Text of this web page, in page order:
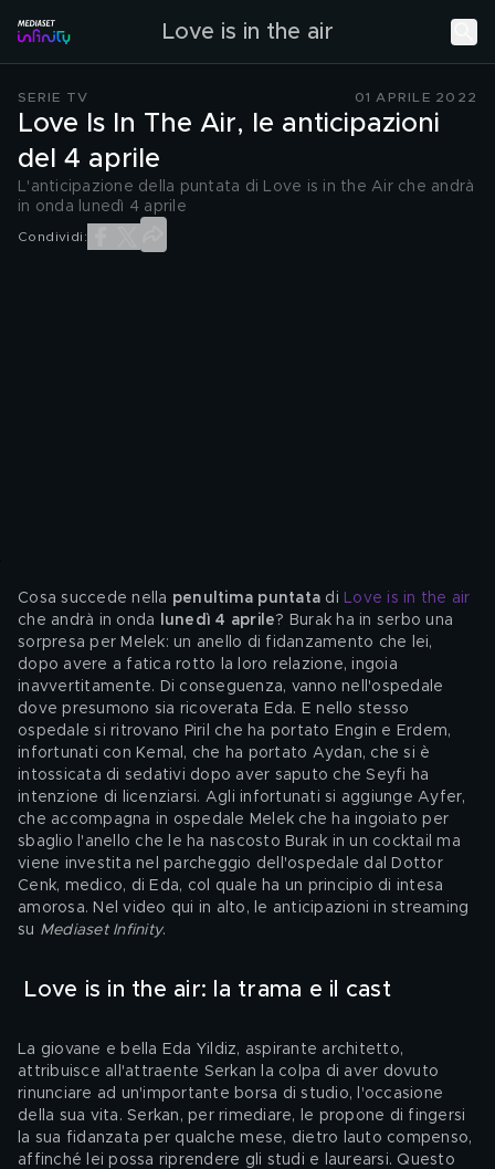
Love is in the air
SERIE TV 01 APRILE 2022
Love Is In The Air, le anticipazioni
del 4 aprile
L'anticipazione della puntata di Love is in the Air che andrà
in onda lunedì 4 aprile
Condividi:
Cosa succede nella penultima puntata di Love is in the air
che andrà in onda
lunedì 4 aprile? Burak ha in serbo una
sorpresa per Melek: un anello di fidanzamento che lei,
dopo avere a fatica rotto la loro relazione, ingoia
inavvertitamente. Di conseguenza, vanno nell'ospedale
dove presumono sia ricoverata Eda. E nello stesso
ospedale si ritrovano Piril che ha portato Engin e Erdem,
infortunati con Kemal, che ha portato Aydan, che si è
intossicata di sedativi dopo aver saputo che Seyfi ha
intenzione di licenziarsi. Agli infortunati si aggiunge Ayfer,
che accompagna in ospedale Melek che ha ingoiato per
sbaglio l'anello che le ha nascosto Burak in un cocktail ma
viene investita nel parcheggio dell'ospedale dal Dottor
Cenk, medico, di Eda, col quale ha un principio di intesa
amorosa. Nel video qui in alto, le anticipazioni in streaming
su Mediaset Infinity.
Love is in the air: la trama e il cast
La giovane e bella Eda Yildiz, aspirante architetto,
attribuisce all'attraente Serkan la colpa di aver dovuto
rinunciare ad un'importante borsa di studio, l'occasione
della sua vita. Serkan, per rimediare, le propone di fingersi
la sua fidanzata per qualche mese, dietro lauto compenso,
affinché lei possa riprendere gli studi e laurearsi. Questo